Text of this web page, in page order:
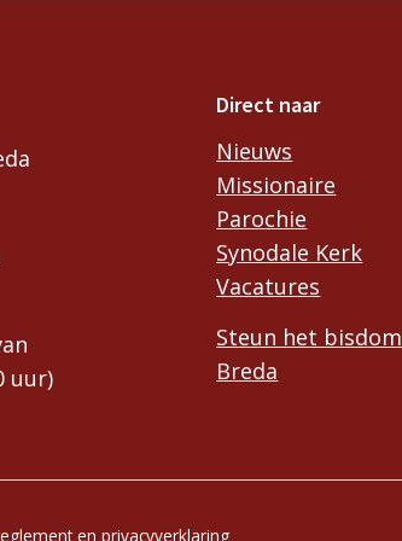
uur)
Direct naar
Nieuws
Missionaire
Parochie
Synodale Kerk
Vacatures
Steun het bisdom
Breda
en privacyverklaring